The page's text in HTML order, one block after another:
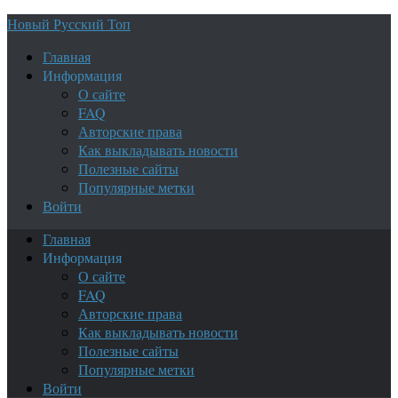
Новый Русский Топ
Главная
Информация
О сайте
FAQ
Авторские права
Как выкладывать новости
Полезные сайты
Популярные метки
Войти
Главная
Информация
О сайте
FAQ
Авторские права
Как выкладывать новости
Полезные сайты
Популярные метки
Войти